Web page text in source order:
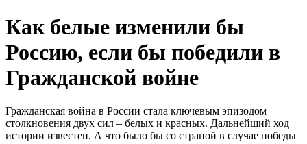
Как белые изменили бы
Россию, если бы победили в
Гражданской войне
Гражданская война в России стала ключевым эпизодом
столкновения двух сил – белых и красных. Дальнейший ход
истории известен. А что было бы со страной в случае победы